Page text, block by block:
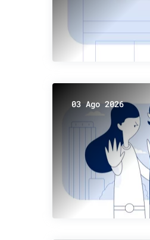
03 Ago 2026